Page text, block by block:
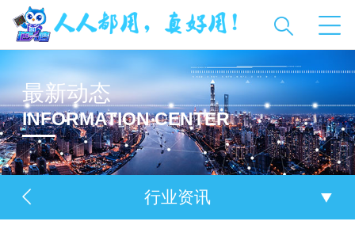
最新动态
INFORMATION CENTER
行业资讯